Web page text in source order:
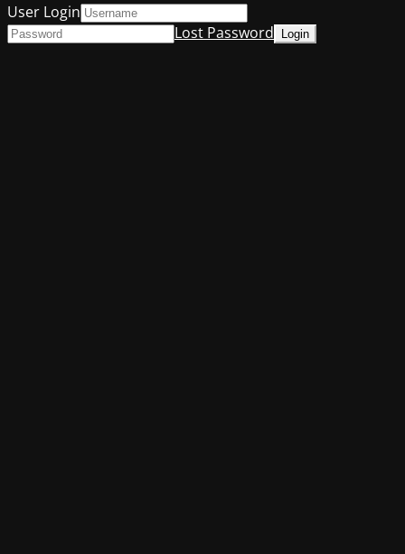
User Login
Lost Password